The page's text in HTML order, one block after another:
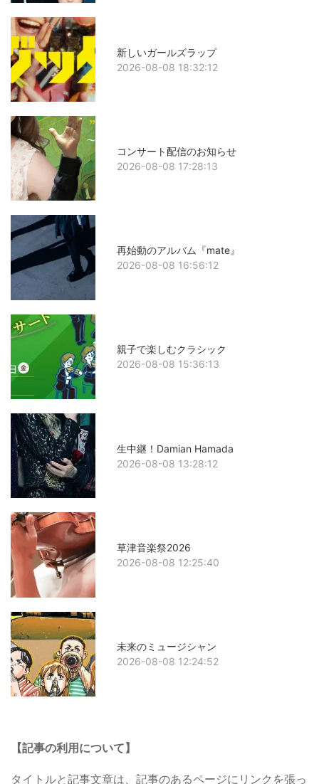
新しいガールズラップ
2026-08-08 18:32:12
コンサート配信のお知らせ
2026-08-08 17:28:13
再始動のアルバム『mate』
2026-08-08 16:56:12
親子で楽しむクラシック
2026-08-08 15:36:13
生中継！Damian Hamada
2026-08-08 13:28:12
草津音楽祭2026
2026-08-08 12:25:40
未来のミュージシャン
2026-08-08 12:24:52
【記事の利用について】
タイトルと記事文章は、記事のあるページにリンクを張っ